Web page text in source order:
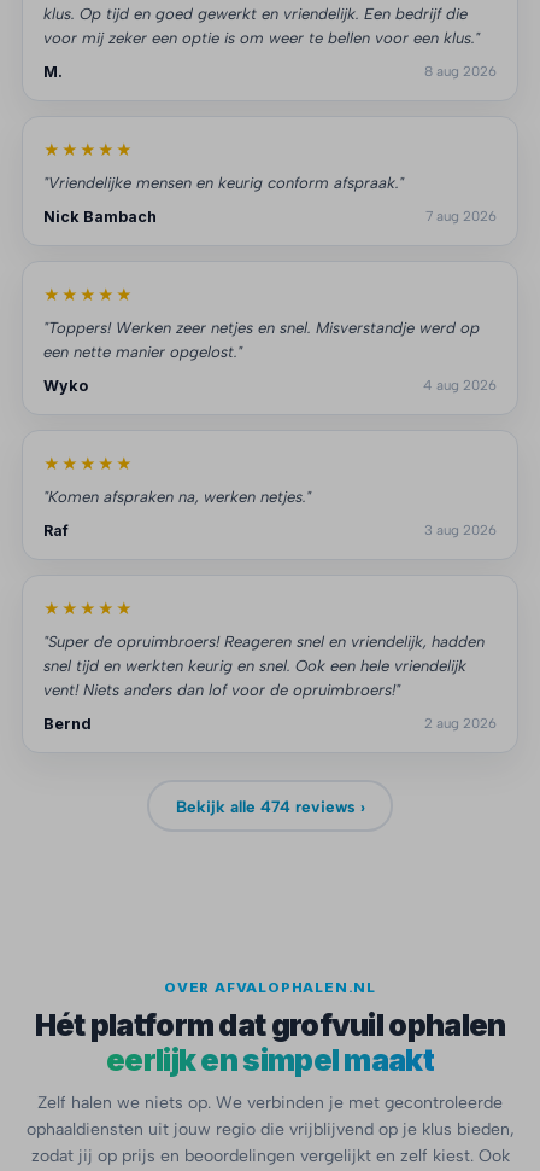
klus. Op tijd en goed gewerkt en vriendelijk. Een bedrijf die
voor mij zeker een optie is om weer te bellen voor een klus."
M.
8 aug 2026
★★★★★
"Vriendelijke mensen en keurig conform afspraak."
Nick Bambach
7 aug 2026
★★★★★
"Toppers! Werken zeer netjes en snel. Misverstandje werd op
een nette manier opgelost."
Wyko
4 aug 2026
★★★★★
"Komen afspraken na, werken netjes."
Raf
3 aug 2026
★★★★★
"Super de opruimbroers! Reageren snel en vriendelijk, hadden
snel tijd en werkten keurig en snel. Ook een hele vriendelijk
vent! Niets anders dan lof voor de opruimbroers!"
Bernd
2 aug 2026
Bekijk alle 474 reviews ›
OVER AFVALOPHALEN.NL
Hét platform dat grofvuil ophalen
eerlijk en simpel maakt
Zelf halen we niets op. We verbinden je met gecontroleerde
ophaaldiensten uit jouw regio die vrijblijvend op je klus bieden,
zodat jij op prijs en beoordelingen vergelijkt en zelf kiest. Ook